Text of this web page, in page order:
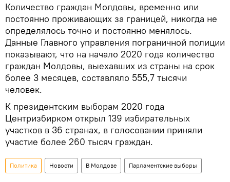
Количество граждан Молдовы, временно или
постоянно проживающих за границей, никогда не
определялось точно и постоянно менялось.
Данные Главного управления пограничной полиции
показывают, что на начало 2020 года количество
граждан Молдовы, выехавших из страны на срок
более 3 месяцев, составляло 555,7 тысячи
человек.
К президентским выборам 2020 года
Центризбирком открыл 139 избирательных
участков в 36 странах, в голосовании приняли
участие более 260 тысяч граждан.
Политика Новости В Молдове Парламентские выборы